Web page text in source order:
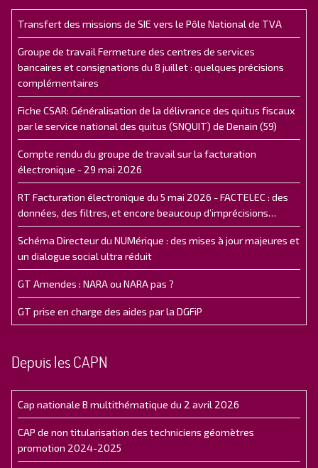
Transfert des missions de SIE vers le Pôle National de TVA
Groupe de travail Fermeture des centres de services
bancaires et consignations du 8 juillet : quelques précisions
complémentaires
Fiche CSAR: Généralisation de la délivrance des quitus fiscaux
par le service national des quitus (SNQUIT) de Denain (59)
Compte rendu du groupe de travail sur la facturation
électronique - 29 mai 2026
RT Facturation électronique du 5 mai 2026 - FACTELEC : des
données, des filtres, et encore beaucoup d’imprécisions…
Schéma Directeur du NUMérique : des mises à jour majeures et
un dialogue social ultra réduit
GT Amendes : NARA ou NARA pas ?
GT prise en charge des aides par la DGFiP
Depuis les CAPN
Cap nationale B multithématique du 2 avril 2026
CAP de non titularisation des techniciens géomètres
promotion 2024-2025